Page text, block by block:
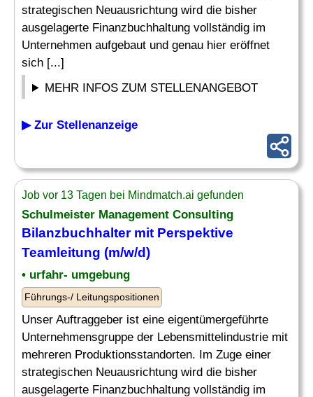
strategischen Neuausrichtung wird die bisher
ausgelagerte Finanzbuchhaltung vollständig im
Unternehmen aufgebaut und genau hier eröffnet
sich [...]
MEHR INFOS ZUM STELLENANGEBOT
▶ Zur Stellenanzeige
Job vor 13 Tagen bei Mindmatch.ai gefunden
Schulmeister Management Consulting
Bilanzbuchhalter mit Perspektive
Teamleitung (m/w/d)
• urfahr- umgebung
Führungs-/ Leitungspositionen
Unser Auftraggeber ist eine eigentümergeführte
Unternehmensgruppe der Lebensmittelindustrie mit
mehreren Produktionsstandorten. Im Zuge einer
strategischen Neuausrichtung wird die bisher
ausgelagerte Finanzbuchhaltung vollständig im